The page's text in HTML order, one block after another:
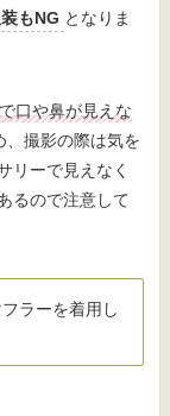
もNG となりま
口や鼻が見えな
、撮影の際は気を
リーで見えなく
るので注意して
ラーを着用し